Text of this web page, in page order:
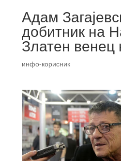
Адам
добитник на
Златен
инфо-корисник